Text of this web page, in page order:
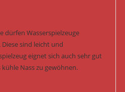
dürfen Wasserspielzeuge
sind leicht und
eignet sich auch sehr gut
Nass zu gewöhnen.